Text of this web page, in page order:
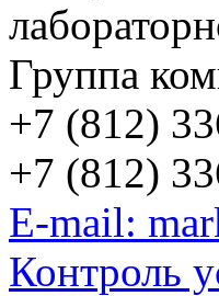
Группа
+7 (812)
+7 (812)
E-mail:
Контроль